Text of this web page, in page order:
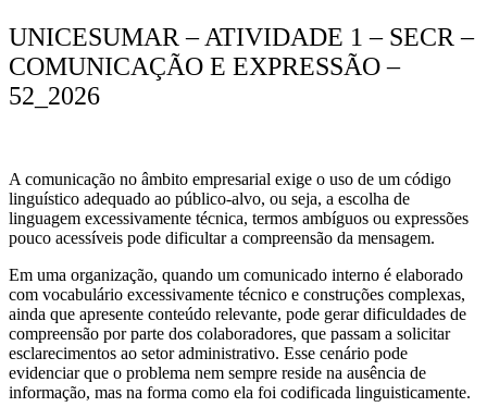
UNICESUMAR – ATIVIDADE 1 – SECR –
COMUNICAÇÃO E EXPRESSÃO –
52_2026
A comunicação no âmbito empresarial exige o uso de um código
linguístico adequado ao público-alvo, ou seja, a escolha de
linguagem excessivamente técnica, termos ambíguos ou expressões
pouco acessíveis pode dificultar a compreensão da mensagem.
Em uma organização, quando um comunicado interno é elaborado
com vocabulário excessivamente técnico e construções complexas,
ainda que apresente conteúdo relevante, pode gerar dificuldades de
compreensão por parte dos colaboradores, que passam a solicitar
esclarecimentos ao setor administrativo. Esse cenário pode
evidenciar que o problema nem sempre reside na ausência de
informação, mas na forma como ela foi codificada linguisticamente.